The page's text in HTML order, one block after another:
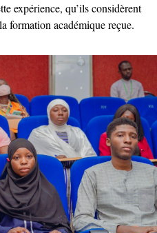
expérience, qu’ils considèrent
formation académique reçue.